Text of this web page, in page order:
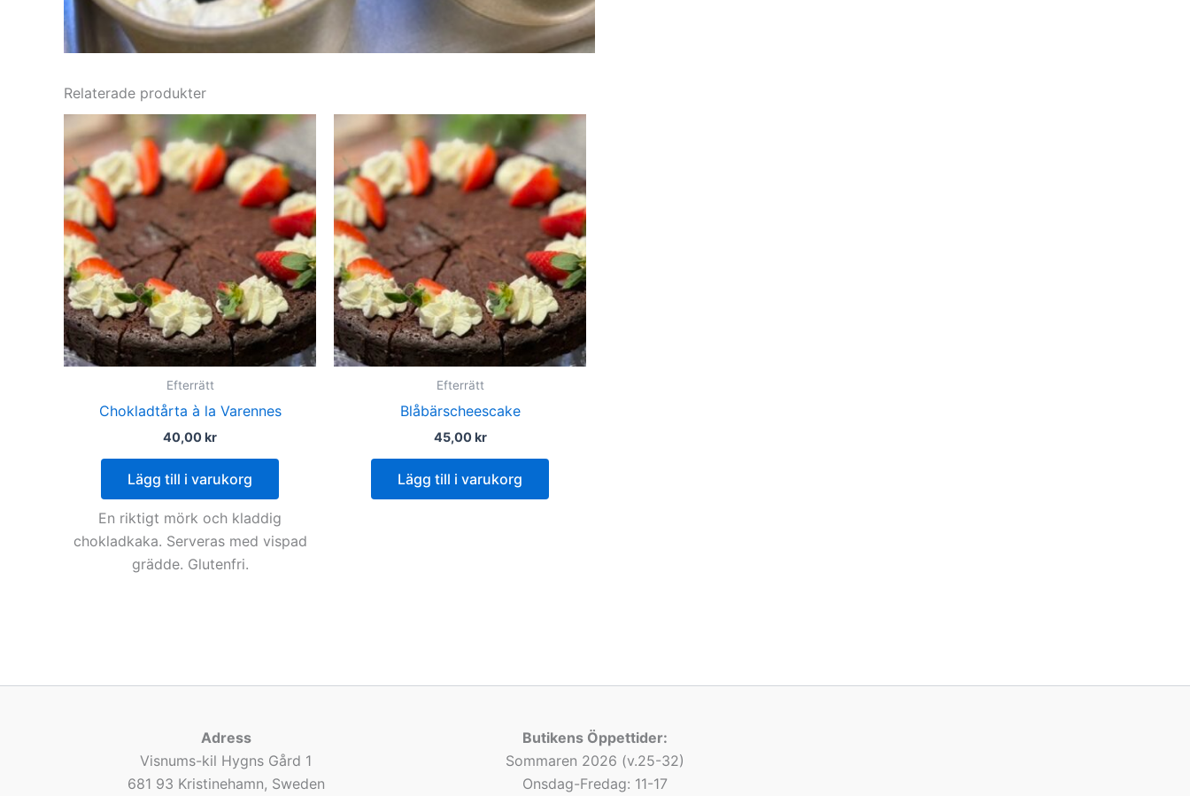
Relaterade produkter
Efterrätt
Chokladtårta à la Varennes
40,00kr
Lägg till i varukorg
En riktigt mörk och kladdig
chokladkaka. Serveras med vispad
grädde. Glutenfri.
Efterrätt
Blåbärscheescake
45,00kr
Lägg till i varukorg
Adress
Visnums-kil Hygns Gård 1
681 93 Kristinehamn, Sweden
Butikens Öppettider:
Sommaren 2026 (v.25-32)
Onsdag-Fredag: 11-17